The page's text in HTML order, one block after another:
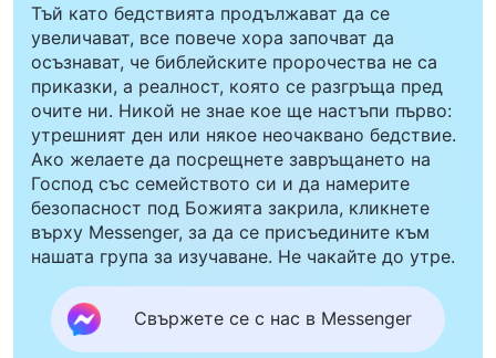
Тъй като бедствията продължават да се
увеличават, все повече хора започват да
осъзнават, че библейските пророчества не са
приказки, а реалност, която се разгръща пред
очите ни. Никой не знае кое ще настъпи първо:
утрешният ден или някое неочаквано бедствие.
Ако желаете да посрещнете завръщането на
Господ със семейството си и да намерите
безопасност под Божията закрила, кликнете
върху Messenger, за да се присъедините към
нашата група за изучаване. Не чакайте до утре.
Свържете се с нас в Messenger